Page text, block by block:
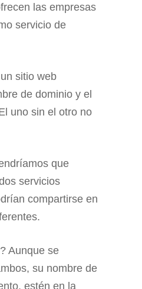
las empresas
servicio de
sitio web
de dominio y el
uno sin el otro no
que
servicios
compartirse en
Aunque se
su nombre de
estén en la